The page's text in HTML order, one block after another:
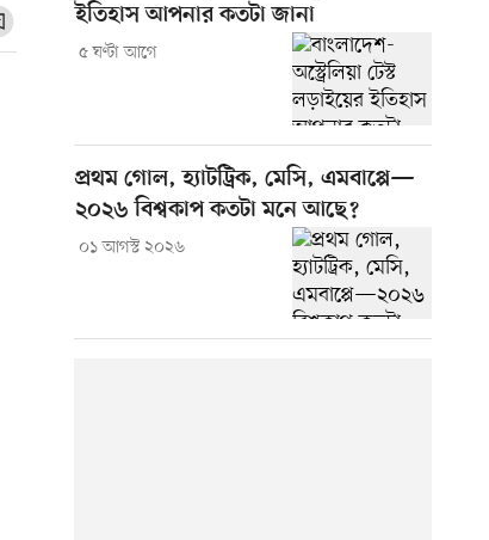
ইতিহাস আপনার কতটা জানা
৫ ঘণ্টা আগে
প্রথম গোল, হ্যাটট্রিক, মেসি, এমবাপ্পে—
২০২৬ বিশ্বকাপ কতটা মনে আছে?
০১ আগস্ট ২০২৬